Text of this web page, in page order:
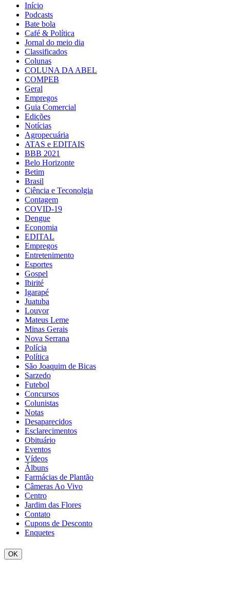
Início
Podcasts
Bate bola
Café & Política
Jornal do meio dia
Classificados
Colunas
COLUNA DA ABEL
COMPEB
Geral
Empregos
Guia Comercial
Edições
Notícias
Agropecuária
ATAS e EDITAIS
BBB 2021
Belo Horizonte
Betim
Brasil
Ciência e Teconolgia
Contagem
COVID-19
Dengue
Economia
EDITAL
Empregos
Entretenimento
Esportes
Gospel
Ibirité
Igarapé
Juatuba
Louvor
Mateus Leme
Minas Gerais
Nova Serrana
Polícia
Política
São Joaquim de Bicas
Sarzedo
Futebol
Concursos
Colunistas
Notas
Desaparecidos
Esclarecimentos
Obituário
Eventos
Vídeos
Álbuns
Farmácias de Plantão
Câmeras Ao Vivo
Centro
Jardim das Flores
Contato
Cupons de Desconto
Enquetes
OK